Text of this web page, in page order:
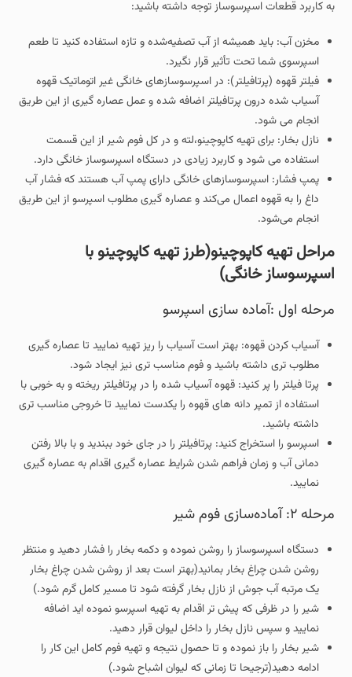
به کاربرد قطعات اسپرسوساز توجه داشته باشید:
مخزن آب: باید همیشه از آب تصفیه‌شده و تازه استفاده کنید تا طعم
اسپرسوی شما تحت تأثیر قرار نگیرد.
فیلتر قهوه (پرتافیلتر): در اسپرسوسازهای خانگی غیر اتوماتیک قهوه
آسیاب شده درون پرتافیلتر اضافه شده و عمل عصاره گیری از این طریق
انجام می شود.
نازل بخار: برای تهیه کاپوچینو،لته و در کل فوم شیر از این قسمت
استفاده می شود و کاربرد زیادی در دستگاه اسپرسوساز خانگی دارد.
پمپ فشار: اسپرسوسازهای خانگی دارای پمپ آب هستند که فشار آب
داغ را به قهوه اعمال می‌کند و عصاره گیری مطلوب اسپرسو از این طریق
انجام می‌شود.
مراحل تهیه کاپوچینو(طرز تهیه کاپوچینو با
اسپرسوساز خانگی)
مرحله اول :آماده سازی اسپرسو
آسیاب کردن قهوه: بهتر است آسیاب را ریز تهیه نمایید تا عصاره گیری
مطلوب تری داشته باشید و فوم مناسب تری نیز ایجاد شود.
پرتا فیلتر را پر کنید: قهوه آسیاب شده را در پرتافیلتر ریخته و به خوبی با
استفاده از تمپر دانه های قهوه را یکدست نمایید تا خروجی مناسب تری
داشته باشید.
اسپرسو را استخراج کنید: پرتافیلتر را در جای خود ببندید و با بالا رفتن
دمانی آب و زمان فراهم شدن شرایط عصاره گیری اقدام به عصاره گیری
نمایید.
مرحله ۲: آماده‌سازی فوم شیر
دستگاه اسپرسوساز را روشن نموده و دکمه بخار را فشار دهید و منتظر
روشن شدن چراغ بخار بمانید(بهتر است بعد از روشن شدن چراغ بخار
یک مرتبه آب جوش از نازل بخار گرفته شود تا مسیر کامل گرم شود.)
شیر را در ظرفی که پیش تر اقدام به تهیه اسپرسو نموده اید اضافه
نمایید و سپس نازل بخار را داخل لیوان قرار دهید.
شیر بخار را باز نموده و تا حصول نتیجه و تهیه فوم کامل این کار را
ادامه دهید(ترجیحا تا زمانی که لیوان اشباح شود.)